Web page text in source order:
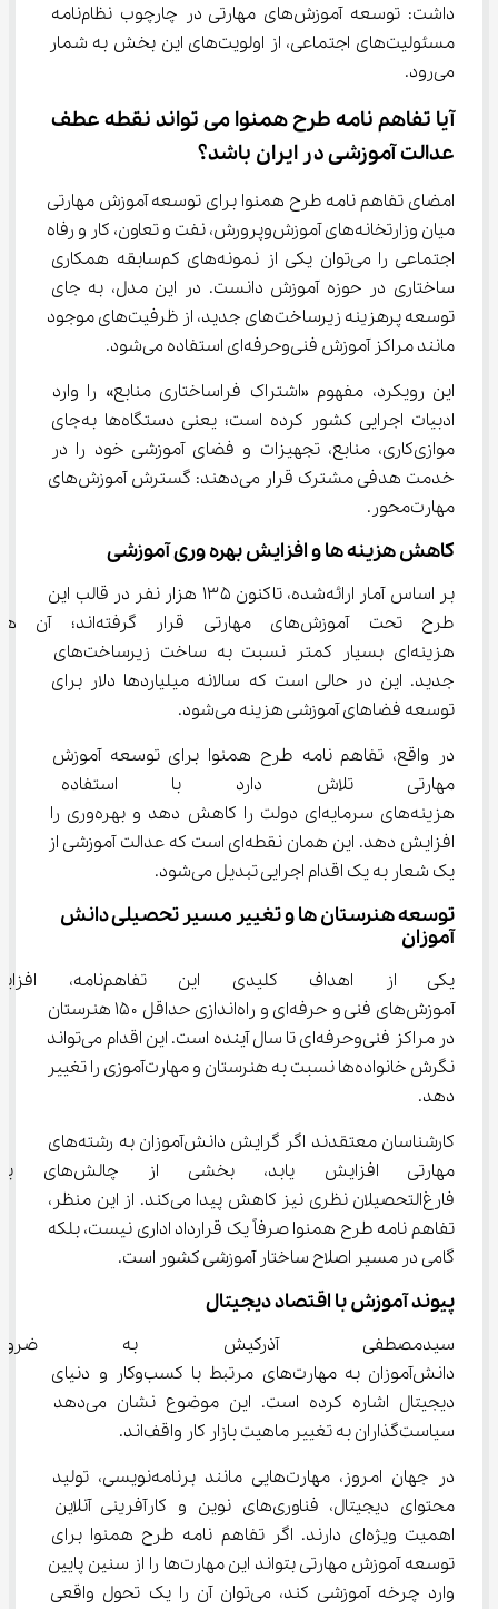
داشت: توسعه آموزش‌های مهارتی در چارچوب نظام‌نامه
مسئولیت‌های اجتماعی، از اولویت‌های این بخش به شمار
می‌رود.
آیا تفاهم ‌نامه طرح همنوا می‌ تواند نقطه عطف
عدالت آموزشی در ایران باشد؟
امضای تفاهم ‌نامه طرح همنوا برای توسعه آموزش مهارتی
میان وزارتخانه‌های آموزش‌وپرورش، نفت و تعاون، کار و رفاه
اجتماعی را می‌توان یکی از نمونه‌های کم‌سابقه همکاری
ساختاری در حوزه آموزش دانست. در این مدل، به جای
توسعه پرهزینه زیرساخت‌های جدید، از ظرفیت‌های موجود
مانند مراکز آموزش فنی‌وحرفه‌ای استفاده می‌شود.
این رویکرد، مفهوم «اشتراک فراساختاری منابع» را وارد
ادبیات اجرایی کشور کرده است؛ یعنی دستگاه‌ها به‌جای
موازی‌کاری، منابع، تجهیزات و فضای آموزشی خود را در
خدمت هدفی مشترک قرار می‌دهند: گسترش آموزش‌های
مهارت‌محور.
کاهش هزینه ‌ها و افزایش بهره‌ وری آموزشی
بر اساس آمار ارائه‌شده، تاکنون ۱۳۵ هزار نفر در قالب این
طرح تحت آموزش‌های مهارتی قرار
هزینه‌ای بسیار کمتر نسبت به ساخت زیرساخت‌های
جدید. این در حالی است که سالانه میلیاردها دلار برای
توسعه فضاهای آموزشی هزینه می‌شود.
در واقع، تفاهم ‌نامه طرح همنوا برای توسعه آموزش
مهارتی تلاش دارد با استفاده
هزینه‌های سرمایه‌ای دولت را کاهش دهد و بهره‌وری را
افزایش دهد. این همان نقطه‌ای است که عدالت آموزشی از
یک شعار به یک اقدام اجرایی تبدیل می‌شود.
توسعه هنرستان ‌ها و تغییر مسیر تحصیلی دانش
‌آموزان
یکی از اهداف کلیدی این
آموزش‌های فنی و حرفه‌ای و راه‌اندازی حداقل ۱۵۰ هنرستان
در مراکز فنی‌وحرفه‌ای تا سال آینده است. این اقدام می‌تواند
نگرش خانواده‌ها نسبت به هنرستان و مهارت‌آموزی را تغییر
دهد.
کارشناسان معتقدند اگر گرایش دانش‌آموزان به رشته‌های
مهارتی افزایش یابد، بخشی
فارغ‌التحصیلان نظری نیز کاهش پیدا می‌کند. از این منظر،
تفاهم ‌نامه طرح همنوا صرفاً یک قرارداد اداری نیست، بلکه
گامی در مسیر اصلاح ساختار آموزشی کشور است.
پیوند آموزش با اقتصاد دیجیتال
سیدمصطفی آذرکیش به
دانش‌آموزان به مهارت‌های مرتبط با کسب‌وکار و دنیای
دیجیتال اشاره کرده است. این موضوع نشان می‌دهد
سیاست‌گذاران به تغییر ماهیت بازار کار واقف‌اند.
در جهان امروز، مهارت‌هایی مانند برنامه‌نویسی، تولید
محتوای دیجیتال، فناوری‌های نوین و کارآفرینی آنلاین
اهمیت ویژه‌ای دارند. اگر تفاهم ‌نامه طرح همنوا برای
توسعه آموزش مهارتی بتواند این مهارت‌ها را از سنین پایین
وارد چرخه آموزشی کند، می‌توان آن را یک تحول واقعی